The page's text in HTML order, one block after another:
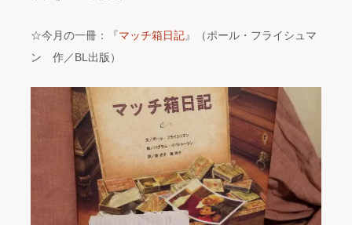
☆今月の一冊：『マッチ箱日記』（ポール・フライシュマ
ン 作／BL出版）